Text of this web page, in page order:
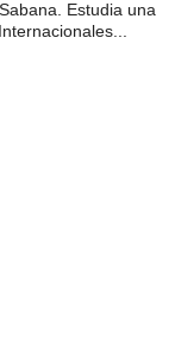
Estudia una